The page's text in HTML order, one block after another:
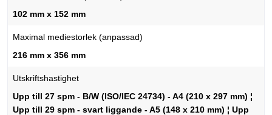
102 mm x 152 mm
Maximal mediestorlek (anpassad)
216 mm x 356 mm
Utskriftshastighet
Upp till 27 spm - B/W (ISO/IEC 24734) - A4 (210 x 297 mm) ¦
Upp till 29 spm - svart liggande - A5 (148 x 210 mm) ¦ Upp